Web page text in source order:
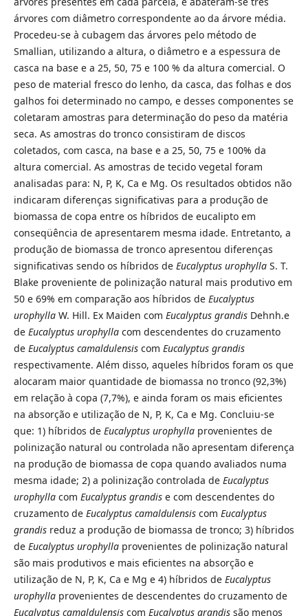
árvores com diâmetro correspondente ao da árvore média.
Procedeu-se à cubagem das árvores pelo método de
Smallian, utilizando a altura, o diâmetro e a espessura de
casca na base e a 25, 50, 75 e 100 % da altura comercial. O
peso de material fresco do lenho, da casca, das folhas e dos
galhos foi determinado no campo, e desses componentes se
coletaram amostras para determinação do peso da matéria
seca. As amostras do tronco consistiram de discos
coletados, com casca, na base e a 25, 50, 75 e 100% da
altura comercial. As amostras de tecido vegetal foram
analisadas para: N, P, K, Ca e Mg. Os resultados obtidos não
indicaram diferenças significativas para a produção de
biomassa de copa entre os híbridos de eucalipto em
conseqüência de apresentarem mesma idade. Entretanto, a
produção de biomassa de tronco apresentou diferenças
significativas sendo os híbridos de Eucalyptus urophyllaS. T.
Blake proveniente de polinização natural mais produtivo em
50 e 69% em comparação aos híbridos de Eucalyptus
urophyllaW. Hill. Ex Maiden com Eucalyptus grandisDehnh.e
de Eucalyptus urophyllacom descendentes do cruzamento
de Eucalyptus camaldulensiscom Eucalyptus grandis
respectivamente. Além disso, aqueles híbridos foram os que
alocaram maior quantidade de biomassa no tronco (92,3%)
em relação à copa (7,7%), e ainda foram os mais eficientes
na absorção e utilização de N, P, K, Ca e Mg. Concluiu-se
que: 1) híbridos de Eucalyptus urophyllaprovenientes de
polinização natural ou controlada não apresentam diferença
na produção de biomassa de copa quando avaliados numa
mesma idade; 2) a polinização controlada de Eucalyptus
urophylla com Eucalyptus grandise com descendentes do
cruzamento de Eucalyptus camaldulensiscom Eucalyptus
grandisreduz a produção de biomassa de tronco; 3) híbridos
de Eucalyptus urophyllaprovenientes de polinização natural
são mais produtivos e mais eficientes na absorção e
utilização de N, P, K, Ca e Mg e 4) híbridos de Eucalyptus
urophyllaprovenientes de descendentes do cruzamento de
Eucalyptus camaldulensiscom Eucalyptus grandissão menos